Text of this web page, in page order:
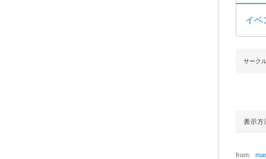
イベ
サーク
from: